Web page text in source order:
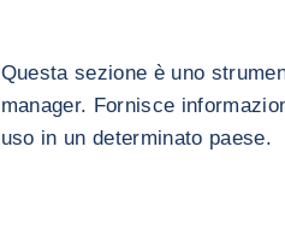
Questa sezione è uno
manager. Fornisce
uso in un determinato paese.